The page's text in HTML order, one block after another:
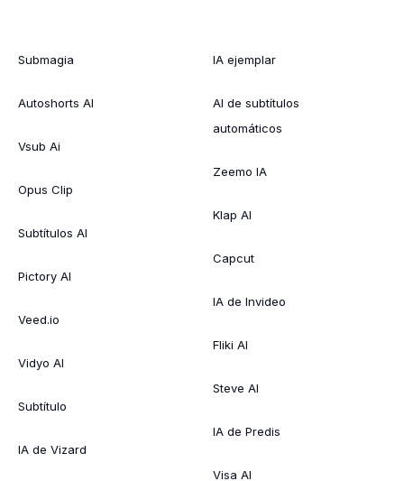
Submagia
Autoshorts AI
Vsub Ai
Opus Clip
Subtítulos AI
Pictory AI
Veed.io
Vidyo AI
Subtítulo
IA de Vizard
IA ejemplar
AI de subtítulos
automáticos
Zeemo IA
Klap AI
Capcut
IA de Invideo
Fliki AI
Steve AI
IA de Predis
Visa AI